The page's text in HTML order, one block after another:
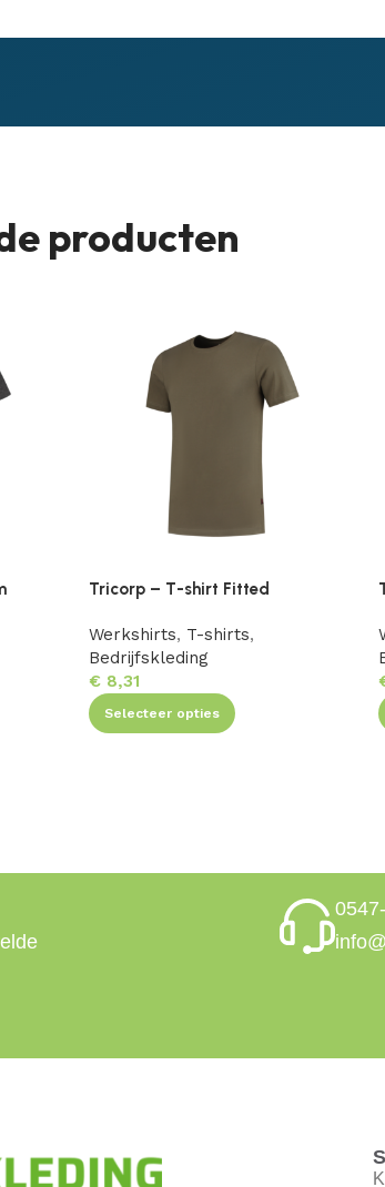
producten
Tricorp – T-shirt Fitted
Werkshirts, T-shirts,
Bedrijfskleding
€8,31
Selecteer opties